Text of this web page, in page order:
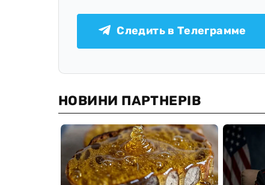
Следить в Телеграмме